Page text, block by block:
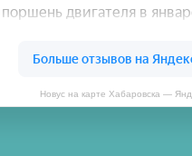
Новус на карте Хабаровска —